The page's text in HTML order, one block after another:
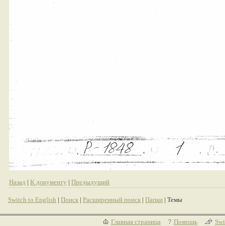
Назад | К документу | Предыдущий
Switch to English | Поиск | Расширенный поиск | Папки | Темы
Главная страница Помощь